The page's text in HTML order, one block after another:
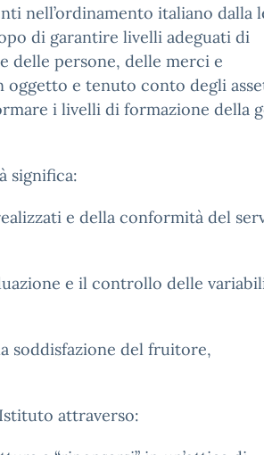
nell’ordinamento italiano dalla
di garantire livelli adeguati di
delle persone, delle merci e
oggetto e tenuto conto degli
i livelli di formazione della
significa:
e della conformità del
e il controllo delle
soddisfazione del fruitore,
attraverso: